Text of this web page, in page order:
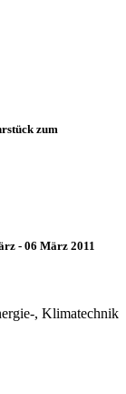
zum
- 06 März 2011
, Klimatechnik